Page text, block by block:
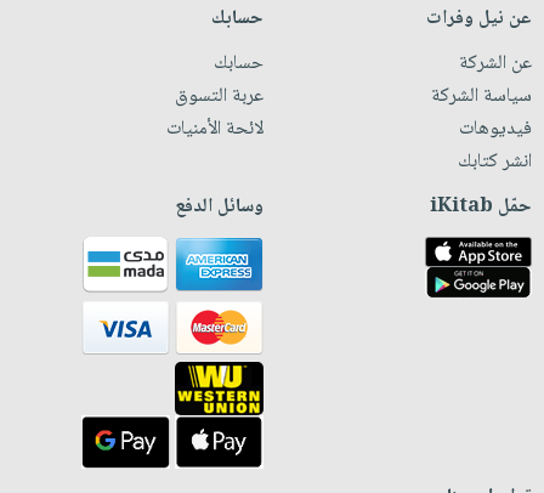
عن نيل وفرات
عن الشركة
سياسة الشركة
فيديوهات
انشر كتابك
حسابك
حسابك
عربة التسوق
لائحة الأمنيات
حمّل iKitab وسائل الدفع